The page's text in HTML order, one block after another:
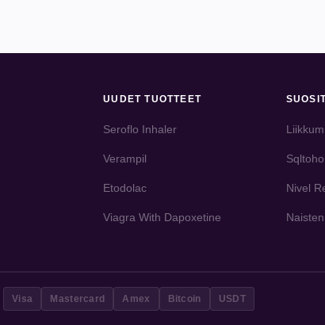
UUDET TUOTTEET
Seroflo Inhaler
Verampil
Etodolac
Viagra With Dapoxetine
Nivel
Visa Mastercard Amex Bitcoin USDT